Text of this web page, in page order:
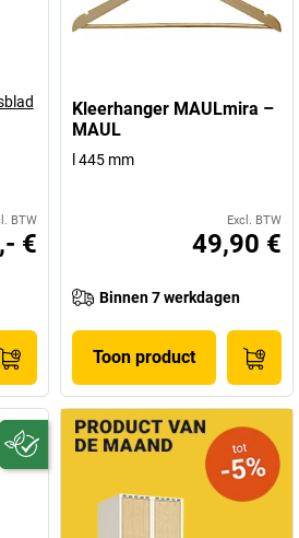
weegschalen.
BTW
€
Kleerhanger MAULmira –
MAUL
l 445 mm
Excl. BTW
49,90 €
Binnen 7 werkdagen
Toon product